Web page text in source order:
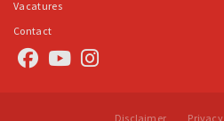
Vacatures
Contact
Disclaimer Privacy